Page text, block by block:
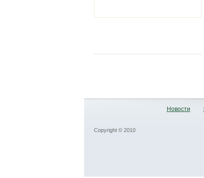
Новости
Copyright © 2010